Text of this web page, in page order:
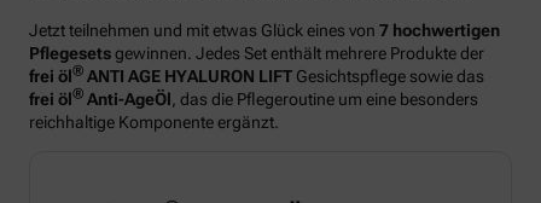
Jetzt teilnehmen und mit etwas Glück eines von 7 hochwertigen
Pflegesetsgewinnen. Jedes Set enthält mehrere Produkte der
frei öl® ANTI AGE HYALURON LIFT Gesichtspflege sowie das
frei öl® Anti-AgeÖl , das die Pflegeroutine um eine besonders
reichhaltige Komponente ergänzt.